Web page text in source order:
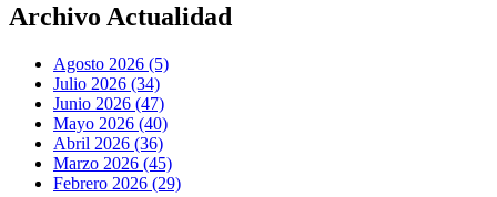
Archivo Actualidad
Agosto 2026 (5)
Julio 2026 (34)
Junio 2026 (47)
Mayo 2026 (40)
Abril 2026 (36)
Marzo 2026 (45)
Febrero 2026 (29)